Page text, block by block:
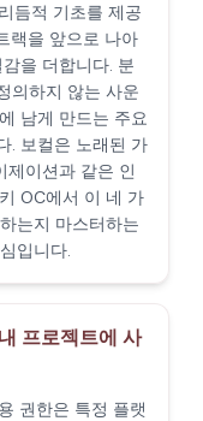
듬적 기초를 제공
랙을 앞으로 나아
을 더합니다. 분
의하지 않는 사운
남게 만드는 주요
. 보컬은 노래된 가
제이션과 같은 인
OC에서 이 네 가
는지 마스터하는
입니다.
프로젝트에 사
권한은 특정 플랫